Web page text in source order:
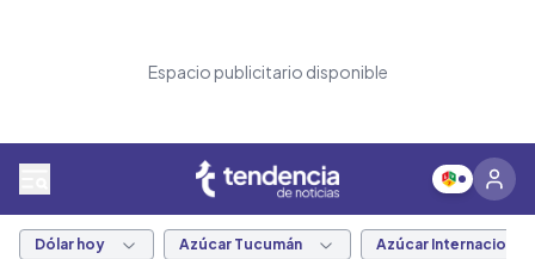
Espacio publicitario disponible
Dólar hoy Azúcar Tucumán Azúcar Internacional